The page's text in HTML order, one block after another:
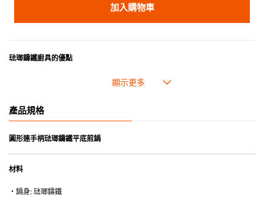
加入購物車
琺瑯鑄鐵廚具的優點
• 琺瑯鑄鐵傳熱性均勻，不會產生過熱點。
• 重身的鍋蓋能有助防止蒸氣溜走,易於 保持食物的原汁原味。
• 琺瑯抗酸鹼，不會殘留氣味，安全衛生。
產品規格
圓形連手柄琺瑯鑄鐵平底煎鍋
材料
・鍋身: 琺瑯鑄鐵